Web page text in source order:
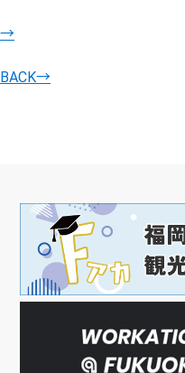
→
BACK→